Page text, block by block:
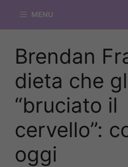
MENU
Brendan
dieta che
“bruciato il
cervello”:
oggi